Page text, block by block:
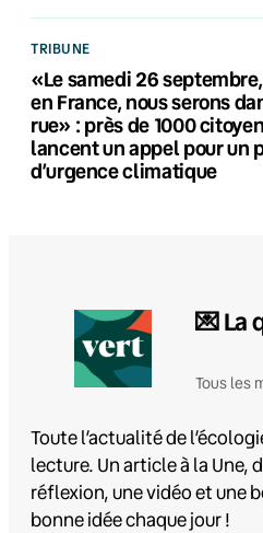
TRIBUNE
«Le samedi 26
en France, nous serons
rue» : près de 1000
lancent un appel pour un
d’urgence climatique
💌 La
Tous les
Toute l’actualité de
lecture. Un article à la Une,
réflexion, une vidéo et une
bonne idée chaque jour !